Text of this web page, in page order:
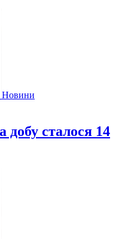
Новини
добу сталося 14